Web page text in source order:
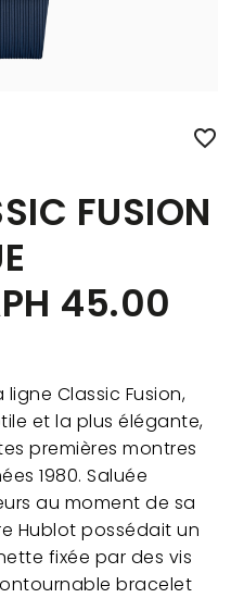

FUSION
45.00
Classic Fusion,
et la plus élégante,
premières montres
1980. Saluée
au moment de sa
Hublot possédait un
fixée par des vis
bracelet